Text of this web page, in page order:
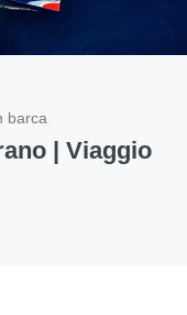
barca
| Viaggio